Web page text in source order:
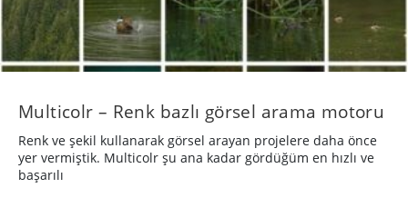
Multicolr – Renk bazlı görsel arama motoru
Renk ve şekil kullanarak görsel arayan projelere daha önce
yer vermiştik. Multicolr şu ana kadar gördüğüm en hızlı ve
başarılı